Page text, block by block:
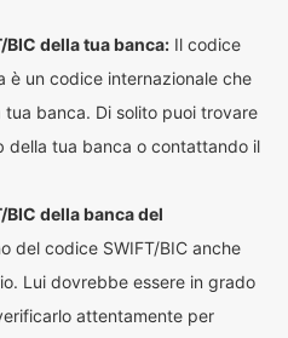
della tua banca: Il codice
è un codice internazionale che
banca. Di solito puoi trovare
della tua banca o contattando il
della banca del
del codice SWIFT/BIC anche
Lui dovrebbe essere in grado
attentamente per